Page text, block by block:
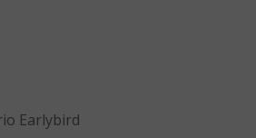
Earlybird